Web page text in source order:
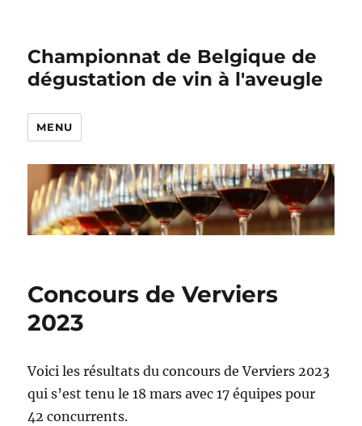
Championnat de Belgique de
dégustation de vin à l'aveugle
MENU
Concours de Verviers
2023
Voici les résultats du concours de Verviers 2023
qui s’est tenu le 18 mars avec 17 équipes pour
42 concurrents.